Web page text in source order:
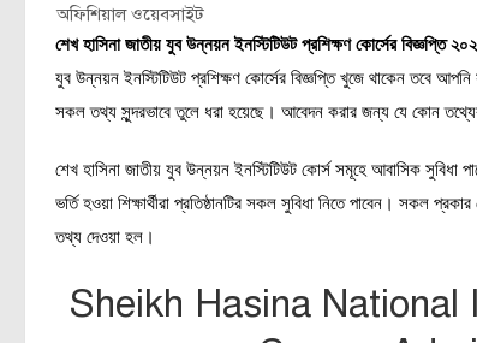
অফিশিয়াল ওয়েবসাইট
শেখ হাসিনা জাতীয় যুব উন্নয়ন ইনস্টিটিউট প্রশিক্ষণ কোর্সের বিজ্ঞপ্তি
যুব উন্নয়ন ইনস্টিটিউট প্রশিক্ষণ কোর্সের বিজ্ঞপ্তি খুজে থাকেন তবে
সকল তথ্য সুন্দরভাবে তুলে ধরা হয়েছে। আবেদন করার জন্য যে কোন
শেখ হাসিনা জাতীয় যুব উন্নয়ন ইনস্টিটিউট কোর্স সমূহে আবাসিক সুবিধা
ভর্তি হওয়া শিক্ষার্থীরা প্রতিষ্ঠানটির সকল সুবিধা নিতে পাবেন। সকল
তথ্য দেওয়া হল।
Sheikh Hasina